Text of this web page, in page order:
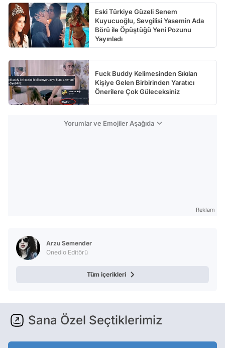
Eski Türkiye Güzeli Senem
Kuyucuoğlu, Sevgilisi Yasemin Ada
Börü ile Öpüştüğü Yeni Pozunu
Yayınladı
Fuck Buddy Kelimesinden Sıkılan
Kişiye Gelen Birbirinden Yaratıcı
Önerilere Çok Güleceksiniz
Yorumlar ve Emojiler Aşağıda
Reklam
Arzu Semender
Onedio Editörü
Tüm içerikleri
Sana Özel Seçtiklerimiz